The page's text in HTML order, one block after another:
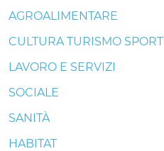
AGROALIMENTARE
CULTURA TURISMO SPORT
LAVORO E SERVIZI
SOCIALE
SANITÀ
HABITAT